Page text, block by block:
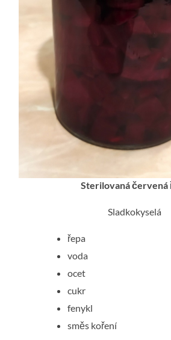
Sterilovaná červená
Sladkokyselá
řepa
voda
ocet
cukr
fenykl
směs koření